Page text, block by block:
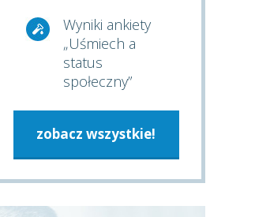
Wyniki ankiety
„Uśmiech a
status
społeczny”
zobacz wszystkie!